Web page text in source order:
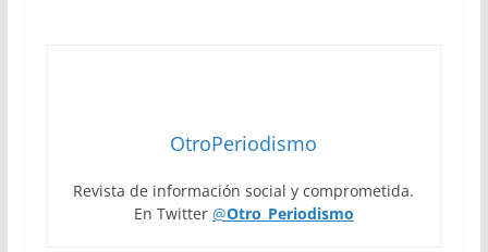
OtroPeriodismo
Revista de información social y comprometida.
En Twitter @Otro_Periodismo